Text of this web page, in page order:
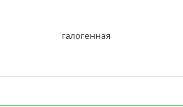
галогенная